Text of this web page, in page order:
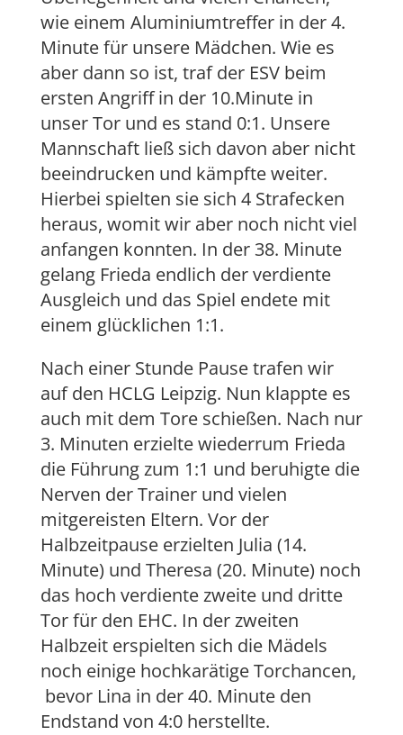
wie einem Aluminiumtreffer in der 4.
Minute für unsere Mädchen. Wie es
aber dann so ist, traf der ESV beim
ersten Angriff in der 10.Minute in
unser Tor und es stand 0:1. Unsere
Mannschaft ließ sich davon aber nicht
beeindrucken und kämpfte weiter.
Hierbei spielten sie sich 4 Strafecken
heraus, womit wir aber noch nicht viel
anfangen konnten. In der 38. Minute
gelang Frieda endlich der verdiente
Ausgleich und das Spiel endete mit
einem glücklichen 1:1.
Nach einer Stunde Pause trafen wir
auf den HCLG Leipzig. Nun klappte es
auch mit dem Tore schießen. Nach nur
3. Minuten erzielte wiederrum Frieda
die Führung zum 1:1 und beruhigte die
Nerven der Trainer und vielen
mitgereisten Eltern. Vor der
Halbzeitpause erzielten Julia (14.
Minute) und Theresa (20. Minute) noch
das hoch verdiente zweite und dritte
Tor für den EHC. In der zweiten
Halbzeit erspielten sich die Mädels
noch einige hochkarätige Torchancen,
bevor Lina in der 40. Minute den
Endstand von 4:0 herstellte.